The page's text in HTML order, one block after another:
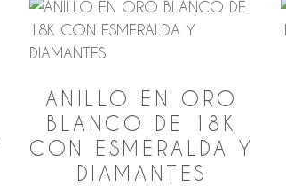
ANILLO EN ORO
BLANCO DE 18K
CON ESMERALDA Y
DIAMANTES